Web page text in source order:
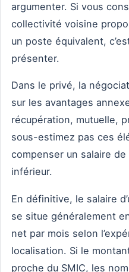
argumenter. Si vous
collectivité voisine
un poste équivalent,
présenter.
Dans le privé, la
sur les avantages
récupération, mutuelle,
sous-estimez pas ces
compenser un salaire
inférieur.
En définitive, le salaire
se situe généralement
net par mois selon
localisation. Si le
proche du SMIC, les